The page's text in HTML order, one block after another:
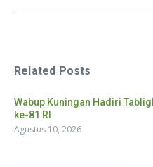
Related Posts
Wabup Kuningan Hadiri
ke-81 RI
Agustus 10, 2026